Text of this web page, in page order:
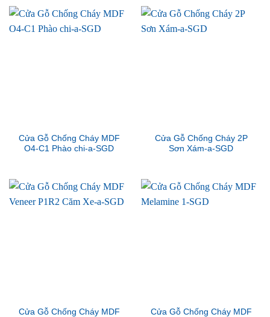
Cửa Gỗ Chống Cháy MDF
O4-C1 Phào chi-a-SGD
Cửa Gỗ Chống Cháy 2P
Sơn Xám-a-SGD
Cửa Gỗ Chống Cháy MDF Cửa Gỗ Chống Cháy MDF